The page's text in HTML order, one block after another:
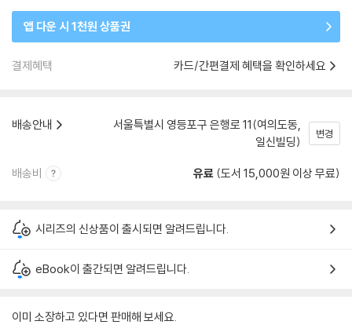
앱 다운 시 1천원 상품권
결제혜택 카드/간편결제 혜택을 확인하세요
배송안내
서울특별시 영등포구 은행로 11(여의도동,
일신빌딩)
변경
배송비 유료 (도서 15,000원 이상 무료)
시리즈의 신상품이 출시되면 알려드립니다.
eBook이 출간되면 알려드립니다.
이미 소장하고 있다면 판매해 보세요.